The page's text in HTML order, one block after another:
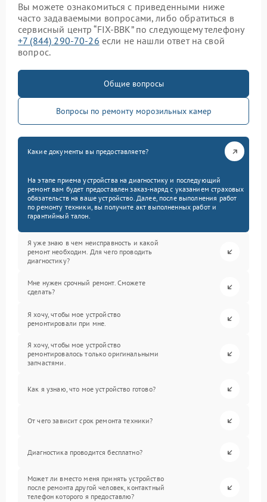
Вы можете ознакомиться с приведенными ниже
часто задаваемыми вопросами, либо обратиться в
сервисный центр “FIX-BBK” по следующему телефону
+7 (844) 290-70-26 если не нашли ответ на свой
вопрос.
Общие вопросы
Вопросы по ремонту морозильных камер
Какие документы вы предоставляете?
На этапе приема устройства на диагностику и последующий
ремонт вам будет предоставлен заказ-наряд с указанием страховых
обязательств на ваше устройство. Далее, после выполнения работ
по ремонту техники, вы получите акт выполненных работ и
гарантийный талон.
Я уже знаю в чем неисправность и какой
ремонт необходим. Для чего проводить
диагностику?
Мне нужен срочный ремонт. Сможете
сделать?
Я хочу, чтобы мое устройство
ремонтировали при мне.
Я хочу, чтобы мое устройство
ремонтировалось только оригинальными
запчастями.
Как я узнаю, что мое устройство готово?
От чего зависит срок ремонта техники?
Диагностика проводится бесплатно?
Может ли вместо меня принять устройство
после ремонта другой человек, контактный
телефон которого я предоставлю?